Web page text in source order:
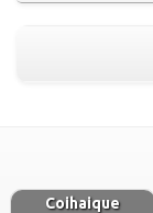
Coihaique